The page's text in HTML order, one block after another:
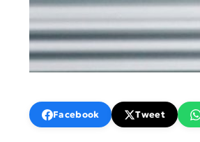
Facebook Tweet